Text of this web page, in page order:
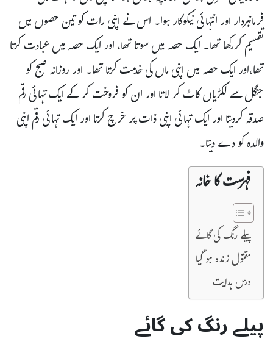
فرمانبردار اور انتہائی نیکوکار ہوا۔ اس نے اپنی رات کو تین حصوں میں
تقسیم کررکھا تھا۔ ایک حصہ میں سوتا تھا، اور ایک حصہ میں عبادت کرتا
تھا،اور ایک حصہ میں اپنی ماں کی خدمت کرتا تھا۔ اور روزانہ صبح کو
جنگل سے لکڑیاں کاٹ کر لاتا اور ان کو فروخت کر کے ایک تہائی رقم
صدقہ کردیتا اور ایک تہائی اپنی ذات پر خرچ کرتا اور ایک تہائی رقم اپنی
والدہ کو دے دیتا۔
فہرست کا خانہ
پیلے رنگ کی گائے
مقتول زندہ ہو گیا
درس ہدایت
پیلے رنگ کی گائے